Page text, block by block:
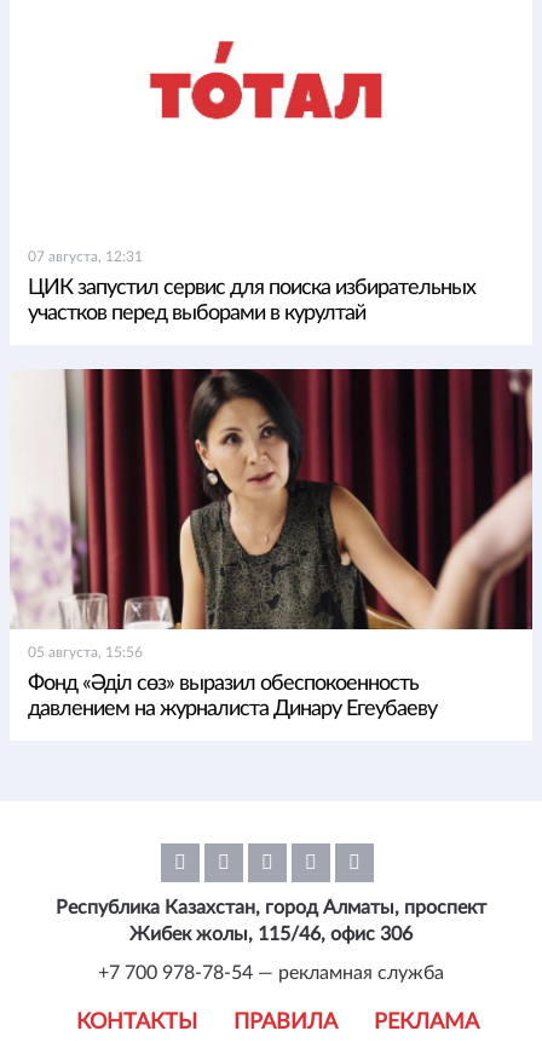
07 августа, 12:31
ЦИК запустил сервис для поиска избирательных
участков перед выборами в курултай
05 августа, 15:56
Фонд «Әділ сөз» выразил обеспокоенность
давлением на журналиста Динару Егеубаеву
КОНТАКТЫ ПРАВИЛА РЕКЛАМА
Республика Казахстан, город Алматы, проспект
Жибек жолы, 115/46, офис 306
+7 700 978-78-54 — рекламная служба